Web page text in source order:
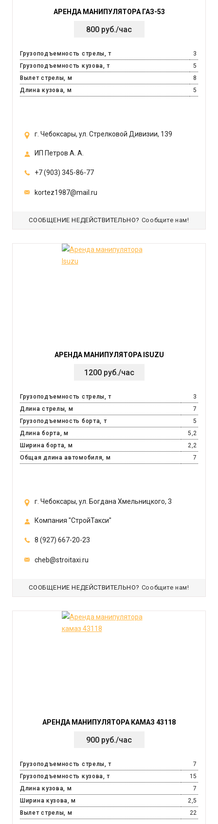
АРЕНДА МАНИПУЛЯТОРА ГАЗ-53
800 руб./час
Грузоподъемность стрелы, т
3
Грузоподъемность кузова, т
5
Вылет стрелы, м
8
Длина кузова, м
5
г. Чебоксары, ул. Стрелковой Дивизии, 139
ИП Петров А. А.
+7 (903) 345-86-77
kortez1987@mail.ru
СООБЩЕНИЕ НЕДЕЙСТВИТЕЛЬНО? Сообщите нам!
АРЕНДА МАНИПУЛЯТОРА ISUZU
1200 руб./час
Грузоподъемность стрелы, т
3
Длина стрелы, м
7
Грузоподъемность борта, т
5
Длина борта, м
5,2
Ширина борта, м
2,2
Общая длина автомобиля, м
7
г. Чебоксары, ул. Богдана Хмельницкого, 3
Компания "СтройТакси"
8 (927) 667-20-23
cheb@stroitaxi.ru
СООБЩЕНИЕ НЕДЕЙСТВИТЕЛЬНО? Сообщите нам!
АРЕНДА МАНИПУЛЯТОРА КАМАЗ 43118
900 руб./час
Грузоподъемность стрелы, т
7
Грузоподъемность кузова, т
15
Длина кузова, м
7
Ширина кузова, м
2,5
Вылет стрелы, м
22